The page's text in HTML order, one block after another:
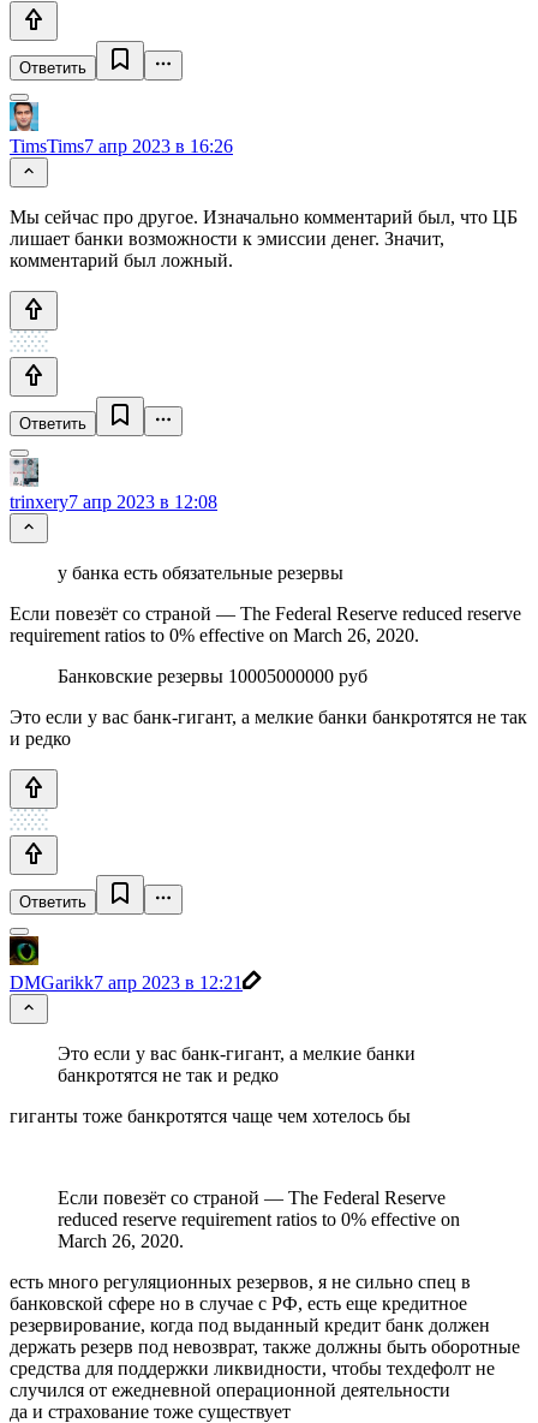
Ответить
TimsTims7 апр 2023 в 16:26
Мы сейчас про другое. Изначально комментарий был, что ЦБ
лишает банки возможности к эмиссии денег. Значит,
комментарий был ложный.
Ответить
trinxery7 апр 2023 в 12:08
у банка есть обязательные резервы
Если повезёт со страной — The Federal Reserve reduced reserve
requirement ratios to 0% effective on March 26, 2020.
Банковские резервы 10005000000 руб
Это если у вас банк-гигант, а мелкие банки банкротятся не так
и редко
Ответить
DMGarikk7 апр 2023 в 12:21
Это если у вас банк-гигант, а мелкие банки
банкротятся не так и редко
гиганты тоже банкротятся чаще чем хотелось бы
Если повезёт со страной — The Federal Reserve
reduced reserve requirement ratios to 0% effective on
March 26, 2020.
есть много регуляционных резервов, я не сильно спец в
банковской сфере но в случае с РФ, есть еще кредитное
резервирование, когда под выданный кредит банк должен
держать резерв под невозврат, также должны быть оборотные
средства для поддержки ликвидности, чтобы техдефолт не
случился от ежедневной операционной деятельности
да и страхование тоже существует